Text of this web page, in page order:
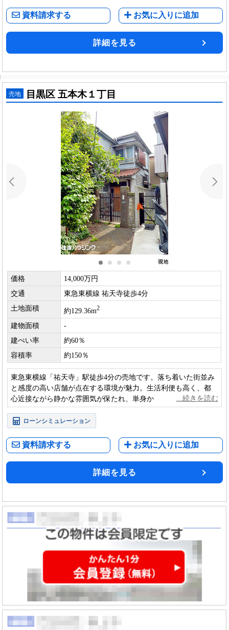
資料請求する お気に入りに追加
詳細を見る
売地 目黒区 五本木１丁目
価格
14,000万円
交通
東急東横線 祐天寺徒歩4分
土地面積
約129.36m2
建物面積
-
建ぺい率
約60％
容積率
約150％
東急東横線「祐天寺」駅徒歩4分の売地です。落ち着いた街並み
と感度の高い店舗が点在する環境が魅力。生活利便も高く、都
心近接ながら静かな雰囲気が保たれ、単身から家族まで安心し
て心地よく暮らせる住環境です。
ローンシミュレーション
資料請求する お気に入りに追加
詳細を見る